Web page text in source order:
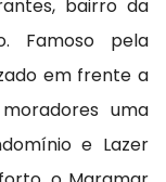
bairro da
Famoso pela
em frente a
uma
e Lazer